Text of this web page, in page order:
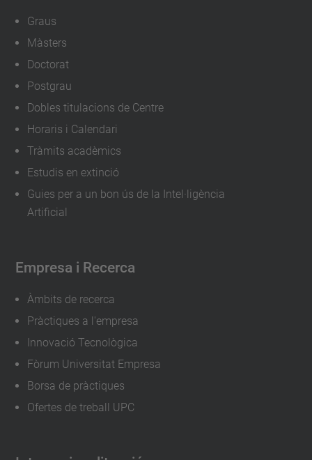
Graus
Màsters
Doctorat
Postgrau
Dobles titulacions de Centre
Horaris i Calendari
Tràmits acadèmics
Estudis en extinció
Guies per a un bon ús de la Intel·ligència
Artificial
Empresa i Recerca
Àmbits de recerca
Pràctiques a l'empresa
Innovació Tecnològica
Fòrum Universitat Empresa
Borsa de pràctiques
Ofertes de treball UPC